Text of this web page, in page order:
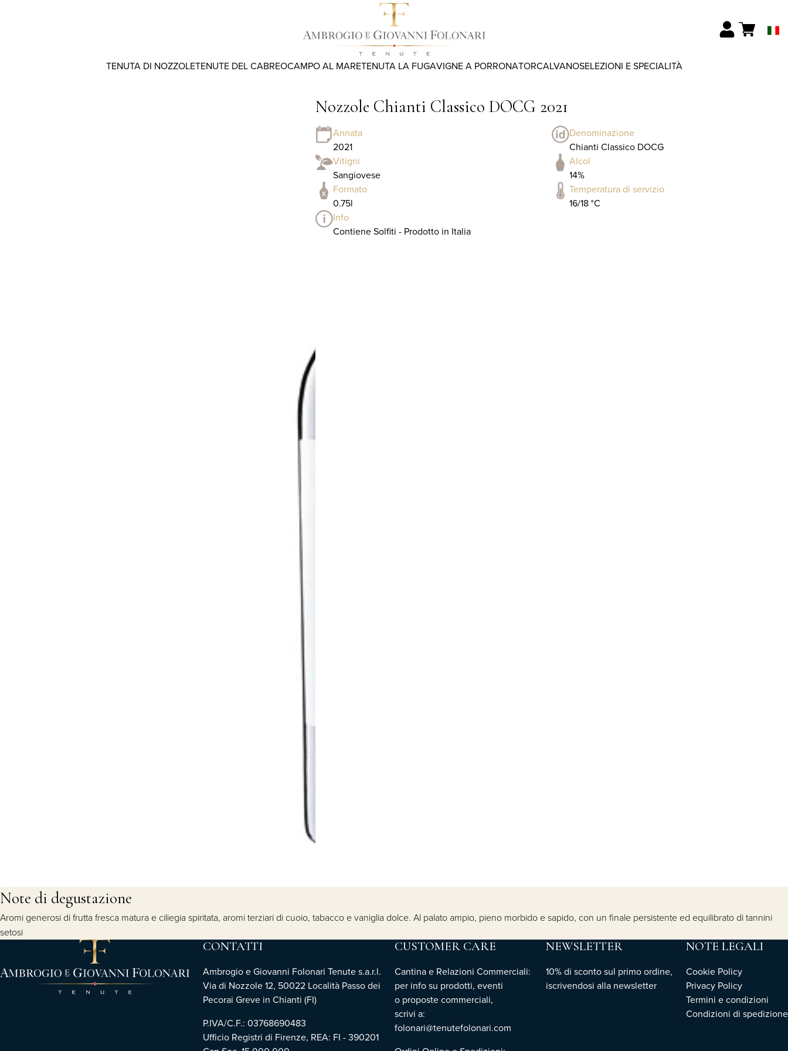
TENUTA DI NOZZOLETENUTE DEL CABREOCAMPO AL MARETENUTA LA FUGAVIGNE A PORRONATORCALVANOSELEZIONI E SPECIALITÀ
Nozzole Chianti Classico DOCG 2021
Annata
2021
Denominazione
Chianti Classico DOCG
Vitigni
Sangiovese
Alcol
14%
Formato
0.75l
Temperatura di servizio
16/18 °C
Info
Contiene Solfiti - Prodotto in Italia
Note di degustazione
Aromi generosi di frutta fresca matura e ciliegia spiritata, aromi terziari di cuoio, tabacco e vaniglia dolce. Al palato ampio, pieno morbido e sapido, con un finale persistente ed equilibrato di tannini
setosi
CONTATTI
Ambrogio e Giovanni Folonari Tenute s.a.r.l.
Via di Nozzole 12, 50022 Località Passo dei
Pecorai Greve in Chianti (FI)
P.IVA/C.F.: 03768690483
Ufficio Registri di Firenze, REA: FI - 390201
CUSTOMER CARE
Cantina e Relazioni Commerciali:
per info su prodotti, eventi
o proposte commerciali,
scrivi a:
folonari@tenutefolonari.com
NEWSLETTER
10% di sconto sul primo ordine,
iscrivendosi alla newsletter
NOTE LEGALI
Cookie Policy
Privacy Policy
Termini e condizioni
Condizioni di spedizione